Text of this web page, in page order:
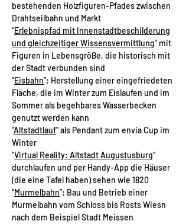
bestehenden Holzfiguren-Pfades zwischen
Drahtseilbahn und Markt​
“Erlebnispfad mit Innenstadtbeschilderung
und gleichzeitiger Wissensvermittlung” mit
Figuren in Lebensgröße, die historisch mit
der Stadt verbunden sind
“Eisbahn”: Herstellung einer eingefriedeten
Fläche, die im Winter zum Eislaufen und im
Sommer als begehbares Wasserbecken
genutzt werden kann
​"Altstadtlauf" als Pendant zum envia Cup im
Winter
“Virtual Reality: Altstadt Augustusburg”
durchlaufen und per Handy-App die Häuser
(die eine Tafel haben) sehen wie 1820
“Murmelbahn”: Bau und Betrieb einer
Murmelbahn vom Schloss bis Rosts Wiesn
nach dem Beispiel Stadt Meissen